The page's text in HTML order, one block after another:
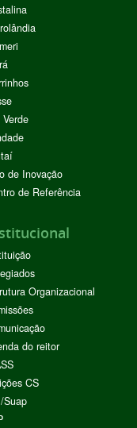
de Inovação
de Referência
Organizacional
do reitor
CS
Suap